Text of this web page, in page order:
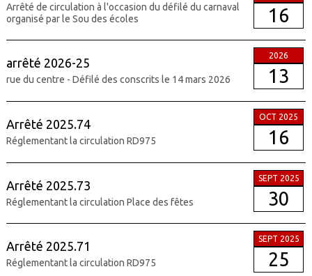
Arrêté de circulation à l'occasion du défilé du carnaval
organisé par le Sou des écoles
16
arrêté 2026-25
rue du centre - Défilé des conscrits le 14 mars 2026
2026
13
Arrêté 2025.74
Réglementant la circulation RD975
OCT 2025
16
Arrêté 2025.73
Réglementant la circulation Place des fêtes
SEPT 2025
30
Arrêté 2025.71
Réglementant la circulation RD975
SEPT 2025
25